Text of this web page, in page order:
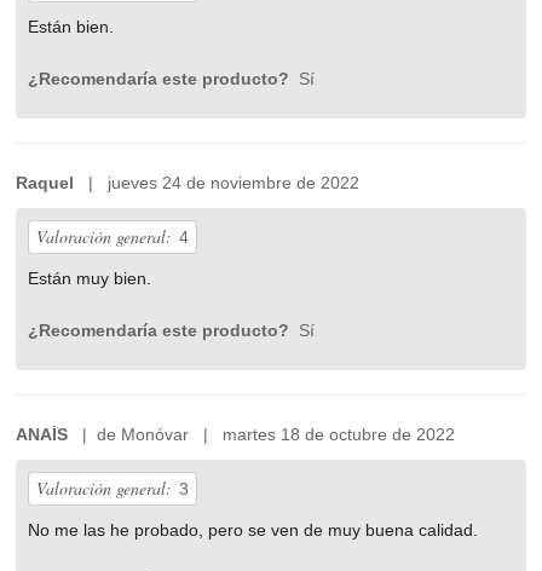
Están bien.
¿Recomendaría este producto? Sí
Raquel | jueves 24 de noviembre de 2022
Valoración general: 4
Están muy bien.
¿Recomendaría este producto? Sí
ANAÍS | de Monóvar | martes 18 de octubre de 2022
Valoración general: 3
No me las he probado, pero se ven de muy buena calidad.